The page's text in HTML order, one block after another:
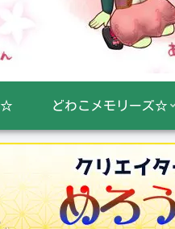
☆ どわこメモリーズ☆